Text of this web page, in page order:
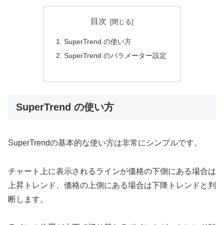
目次
SuperTrend の使い方
SuperTrend のパラメーター設定
SuperTrend の使い方
SuperTrendの基本的な使い方は非常にシンプルです。
チャート上に表示されるラインが価格の下側にある場合は
上昇トレンド、価格の上側にある場合は下降トレンドと判
断します。